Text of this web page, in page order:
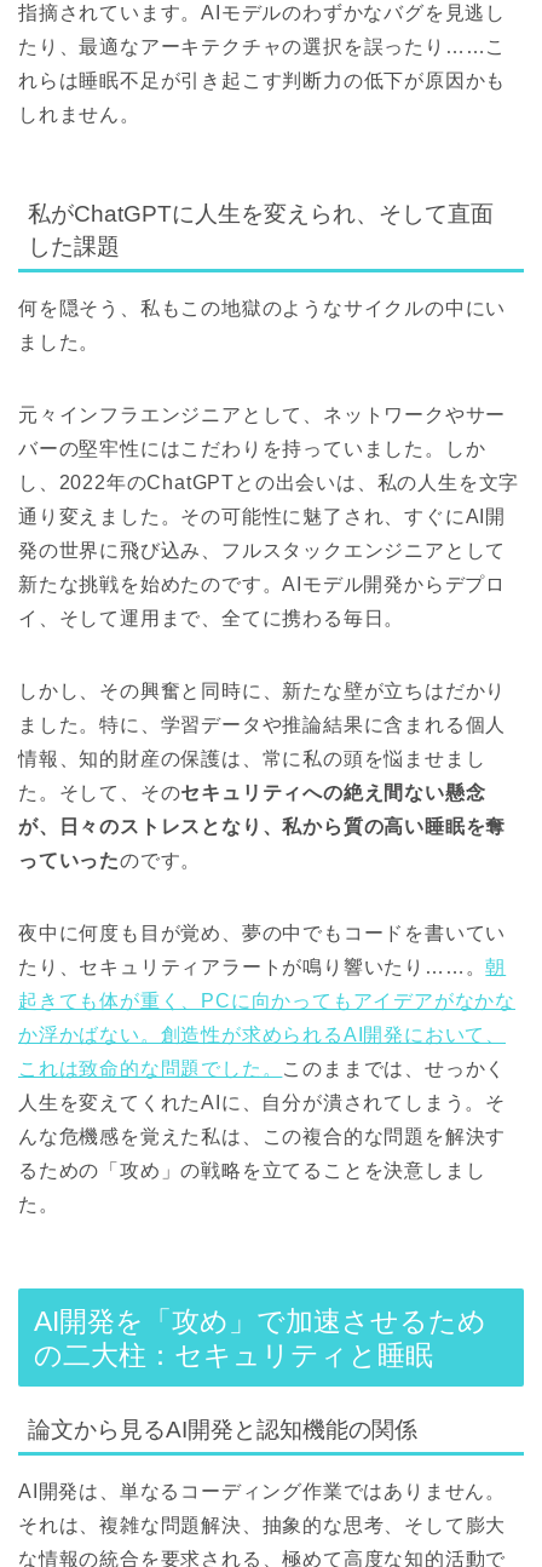
指摘されています。AIモデルのわずかなバグを見逃し
たり、最適なアーキテクチャの選択を誤ったり……こ
れらは睡眠不足が引き起こす判断力の低下が原因かも
しれません。
私がChatGPTに人生を変えられ、そして直面
した課題
何を隠そう、私もこの地獄のようなサイクルの中にい
ました。
元々インフラエンジニアとして、ネットワークやサー
バーの堅牢性にはこだわりを持っていました。しか
し、2022年のChatGPTとの出会いは、私の人生を文字
通り変えました。その可能性に魅了され、すぐにAI開
発の世界に飛び込み、フルスタックエンジニアとして
新たな挑戦を始めたのです。AIモデル開発からデプロ
イ、そして運用まで、全てに携わる毎日。
しかし、その興奮と同時に、新たな壁が立ちはだかり
ました。特に、学習データや推論結果に含まれる個人
情報、知的財産の保護は、常に私の頭を悩ませまし
た。そして、そのセキュリティへの絶え間ない懸念
が、日々のストレスとなり、私から質の高い睡眠を奪
っていったのです。
夜中に何度も目が覚め、夢の中でもコードを書いてい
たり、セキュリティアラートが鳴り響いたり……。朝
起きても体が重く、PCに向かってもアイデアがなかな
か浮かばない。創造性が求められるAI開発において、
これは致命的な問題でした。 このままでは、せっかく
人生を変えてくれたAIに、自分が潰されてしまう。そ
んな危機感を覚えた私は、この複合的な問題を解決す
るための「攻め」の戦略を立てることを決意しまし
た。
AI開発を「攻め」で加速させるため
の二大柱：セキュリティと睡眠
論文から見るAI開発と認知機能の関係
AI開発は、単なるコーディング作業ではありません。
それは、複雑な問題解決、抽象的な思考、そして膨大
な情報の統合を要求される、極めて高度な知的活動で